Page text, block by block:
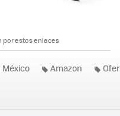
por estos enlaces
Amazon